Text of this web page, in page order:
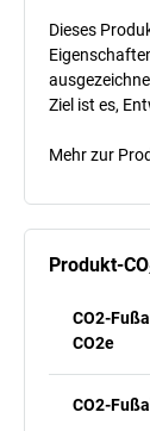
Dieses
Ziel ist es,
Mehr zur
Produkt-
CO2-
CO2e
CO2-